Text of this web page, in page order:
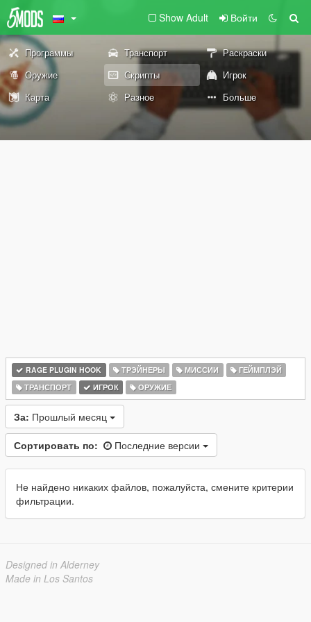
Show Adult Войти
Программы Транспорт
Раскраски
Оружие
Скрипты
Игрок
Карта
Разное Больше
RAGE PLUGIN HOOK ТРЭЙНЕРЫ МИССИИ
ГЕЙМПЛЭЙ
ТРАНСПОРТ
ИГРОК ОРУЖИЕ
За: Прошлый месяц
Сортировать по: Последние версии
Не найдено никаких файлов, пожалуйста, смените критерии
фильтрации.
Designed in Alderney
Made in Los Santos